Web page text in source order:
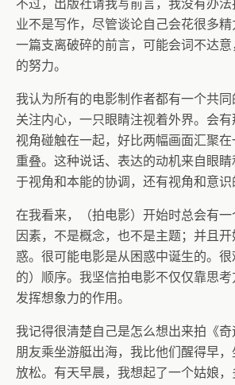
不过，出版社请我写前言，我没有办
业不是写作，尽管谈论自己会花很多
一篇支离破碎的前言，可能会词不达
的努力。
我认为所有的电影制作者都有一个共
关注内心，一只眼睛注视着外界。会
视角碰触在一起，好比两幅画面汇聚
重叠。这种说话、表达的动机来自眼
于视角和本能的协调，还有视角和意识
在我看来，（拍电影）开始时总会有
因素，不是概念，也不是主题；并且
惑。很可能电影是从困惑中诞生的。
的）顺序。我坚信拍电影不仅仅靠思
发挥想象力的作用。
我记得很清楚自己是怎么想出来拍《
朋友乘坐游艇出海，我比他们醒得早
放松。有天早晨，我想起了一个姑娘，